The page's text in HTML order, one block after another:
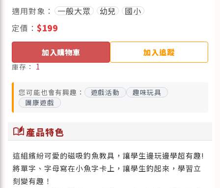
適用對象：
一般大眾 幼兒
國小
定價： $199
加入購物車 加入追蹤
庫存： 1
您可能也會有興趣： 遊戲活動
趣味玩具
團康遊戲
auto_stories產品特色
這組繽紛可愛的磁吸釣魚教具，讓學生邊玩邊學超有趣!
將單字、字母寫在小魚字卡上，讓學生釣起來，學習立
刻變有趣！